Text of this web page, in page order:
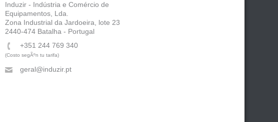
Induzir - Indústria e Comércio de
Equipamentos, Lda.
Zona Industrial da Jardoeira, lote 23
2440-474 Batalha - Portugal
+351 244 769 340
(Costo segÃºn tu tarifa)
geral@induzir.pt